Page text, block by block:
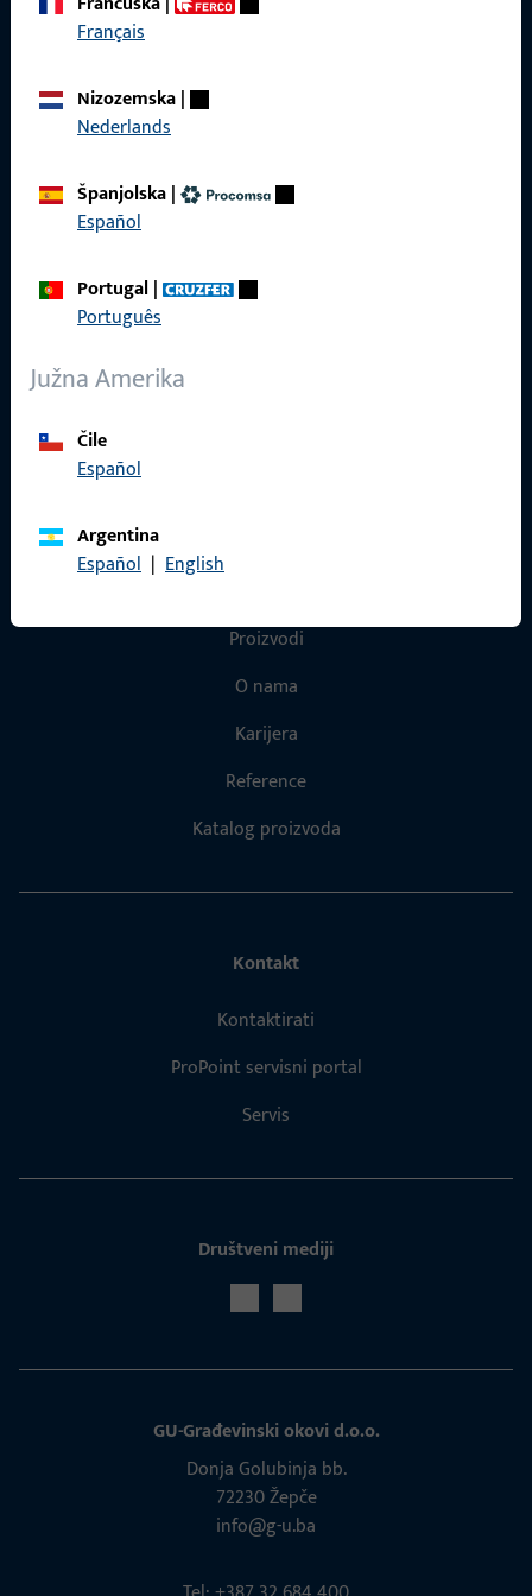
Tu smo za vas – brzo, kompetentno i pouzdano.
Français
Nizozemska|
Nederlands
Španjolska|
Español
Portugal|
Português
Južna Amerika
Čile
Español
Argentina
Español | English
Općenito
Brzi pristup
Proizvodi
O nama
Karijera
Reference
Katalog proizvoda
Kontakt
Kontaktirati
ProPoint servisni portal
Servis
Društveni mediji
GU-Građevinski okovi d.o.o.
Donja Golubinja bb.
72230 Žepče
info@g-u.ba